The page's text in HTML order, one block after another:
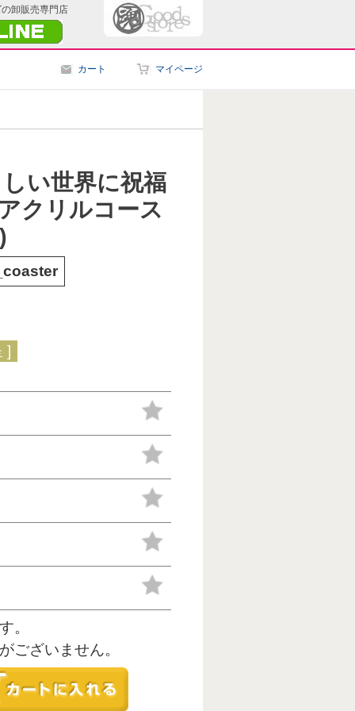
卸販売専門店
カート マイページ
い世界に祝福
クリルコース
]
。
ございません。